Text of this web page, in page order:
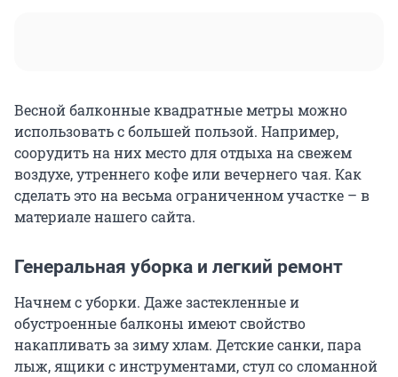
Весной балконные квадратные метры можно
использовать с большей пользой. Например,
соорудить на них место для отдыха на свежем
воздухе, утреннего кофе или вечернего чая. Как
сделать это на весьма ограниченном участке – в
материале нашего сайта.
Генеральная уборка и легкий ремонт
Начнем с уборки. Даже застекленные и
обустроенные балконы имеют свойство
накапливать за зиму хлам. Детские санки, пара
лыж, ящики с инструментами, стул со сломанной